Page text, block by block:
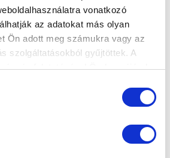
vonatkozó
az adatokat más olyan
Ön adott meg számukra vagy az
szolgáltatásokból gyűjtöttek. A
folytatásával Ön hozzájárul a